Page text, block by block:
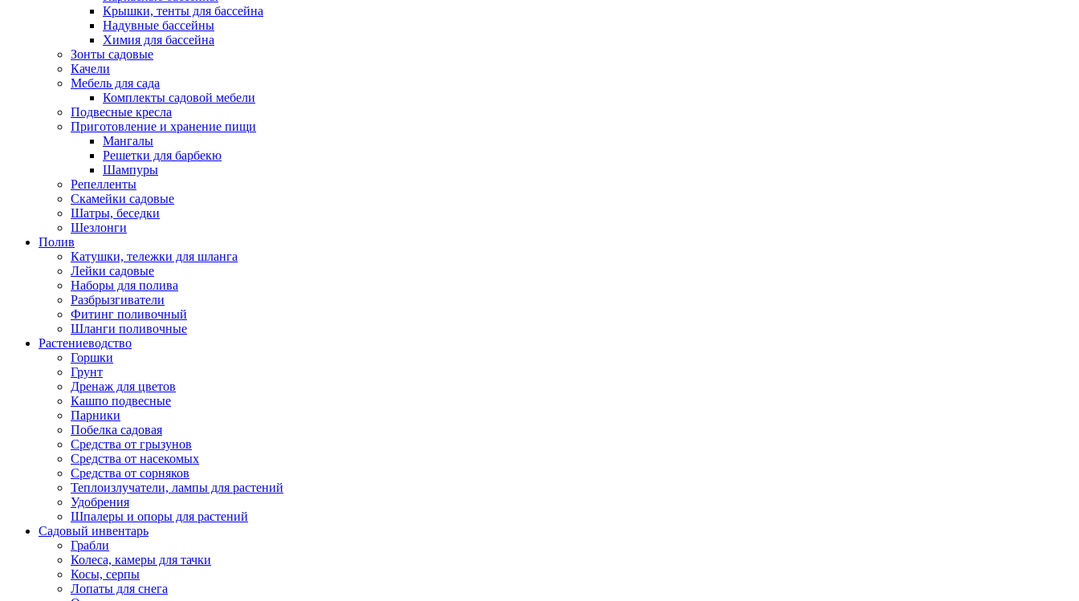
Крышки, тенты для бассейна
Надувные бассейны
Химия для бассейна
Зонты садовые
Качели
Мебель для сада
Комплекты садовой мебели
Подвесные кресла
Приготовление и хранение пищи
Мангалы
Решетки для барбекю
Шампуры
Репелленты
Скамейки садовые
Шатры, беседки
Шезлонги
Полив
Катушки, тележки для шланга
Лейки садовые
Наборы для полива
Разбрызгиватели
Фитинг поливочный
Шланги поливочные
Растениеводство
Горшки
Грунт
Дренаж для цветов
Кашпо подвесные
Парники
Побелка садовая
Средства от грызунов
Средства от насекомых
Средства от сорняков
Теплоизлучатели, лампы для растений
Удобрения
Шпалеры и опоры для растений
Садовый инвентарь
Грабли
Колеса, камеры для тачки
Косы, серпы
Лопаты для снега